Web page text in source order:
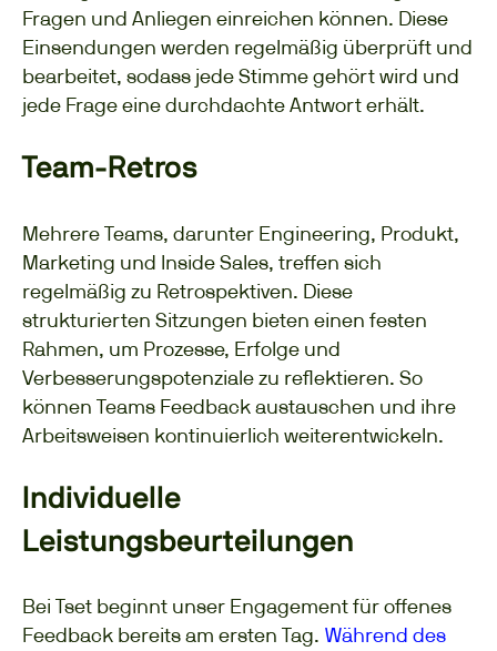
Fragen und Anliegen einreichen können. Diese
Einsendungen werden regelmäßig überprüft und
bearbeitet, sodass jede Stimme gehört wird und
jede Frage eine durchdachte Antwort erhält.
Team-Retros
Mehrere Teams, darunter Engineering, Produkt,
Marketing und Inside Sales, treffen sich
regelmäßig zu Retrospektiven. Diese
strukturierten Sitzungen bieten einen festen
Rahmen, um Prozesse, Erfolge und
Verbesserungspotenziale zu reflektieren. So
können Teams Feedback austauschen und ihre
Arbeitsweisen kontinuierlich weiterentwickeln.
Individuelle
Leistungsbeurteilungen
Bei Tset beginnt unser Engagement für offenes
Feedback bereits am ersten Tag. Während des